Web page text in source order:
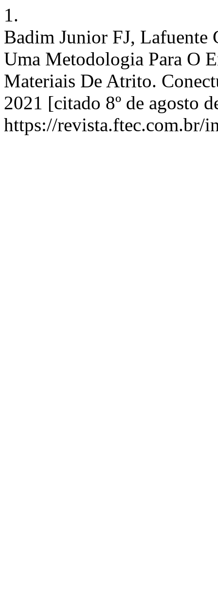
1.
Badim Junior FJ,
Uma Metodologia Para O
Materiais De Atrito.
2021 [citado 8º de agosto
https://revista.ftec.com.br/